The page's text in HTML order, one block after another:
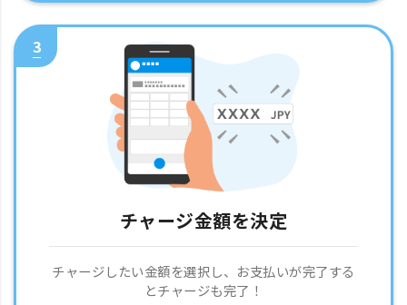
3
チャージ金額を決定
チャージしたい金額を選択し、お支払いが完了する
とチャージも完了！